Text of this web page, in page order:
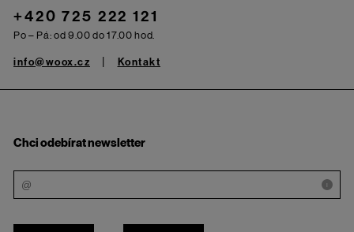
+420 725 222 121
Po – Pá: od 9.00 do 17.00 hod.
info@woox.cz Kontakt
Chci odebírat newsletter
i